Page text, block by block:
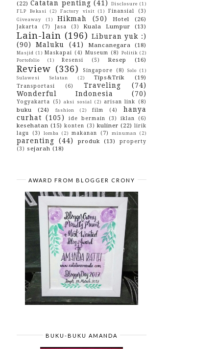
Kenapa blog saya nggak ber-Niche?
Ikutan Giveaway YTABB yuk!
Semua Orang Bisa Traveling kok.
Nggak Percaya?
Tips Mudik Anti Jengkel
Cara Menjaga Kualitas Obat-Obatan
Bagaimana ya, cara memilih sabun
muka yang bagus?
Tips Bagaimana Cara Memandikan
Bayi Yang Benar
Self Service Ala Red Suki
Cara Mengatasi Demam Pada Anak
Tips Jitu! Agar Tidak Ditodong Oleh-
Oleh Saat Liburan
Berbagi Pengalaman Seru Melalui
Forum Ibu dan Anak
Tips Mudik Anti Baper
►June(22)
May
►February(2)
►2015(10)
►2014
►2013 (3)
2012 (29)
2010 (42)
2009 (43)
(22) Catatan penting (41) Disclosure (1)
FLP Bekasi
(2) Factory visit (1) Finansial (3)
Giveaway (1) Hikmah (50) Hotel (26)
Jakarta (7) Jasa (3) Kuala Lumpur (13)
Lain-lain (196) Liburan yuk :)
(90)
Maluku (41) Mancanegara (18)
Masjid (1) Maskapai (4) Museum (8) Politik (2)
Portofolio
(1) Resensi (5) Resep (16)
Review (336) Singapore (8) Solo
(1)
Sulawesi Selatan
(2) Tips&Trik (19)
Transportasi (6) Traveling
(74)
Wonderful Indonesia
(70)
Yogyakarta (5) aksi sosial (2) arisan link (8)
buku (24) fashion (2) film (4)
hanya
curhat (105) ide bermain (3) iklan (6)
kesehatan (15) konten (3) kuliner (22) lirik
lagu
(3) lomba (2) makanan (7) minuman (2)
parenting (44) produk (13)
property
(3) sejarah (18)
AWARD FROM BLOGGER CRONY
BUKU-BUKU AMANDA